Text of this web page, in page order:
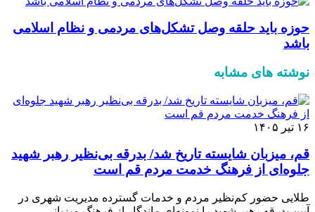
حوزه باید حلقه وصل تشکل‌های مردمی و نظام اسلامی
باشد
نوشته های مشابه
۱۶ تیر ۱۴۰۵
قم، میزبان شایسته تاریخ شد/ بدرقه بی‌نظیر رهبر شهید
جلوه‌ای از فرهنگ خدمت مردم قم است
طلایی حضور کم‌نظیر مردم و خدمات گسترده مدیریت شهری در